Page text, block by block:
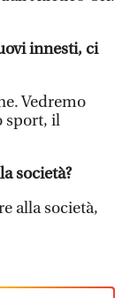
innesti, ci
Vedremo
sport, il
società?
alla società,